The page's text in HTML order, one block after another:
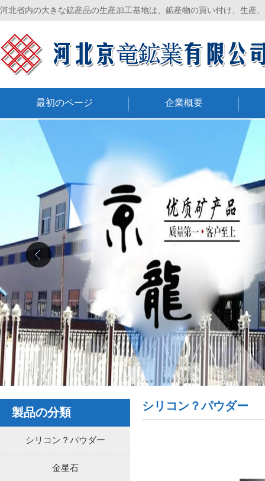
河北省内の大きな鉱産品の生産加工基地は、鉱産物の買い付け、生産
最初のページ 企業概要
製品の分類
シリコン？パウダー
金星石
シリコン？パウダー